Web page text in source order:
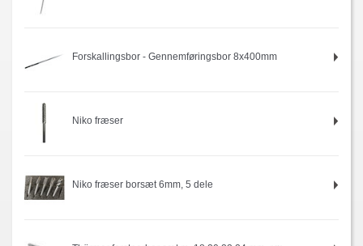
Forskallingsbor - Gennemføringsbor 8x400mm
Niko fræser
Niko fræser borsæt 6mm, 5 dele